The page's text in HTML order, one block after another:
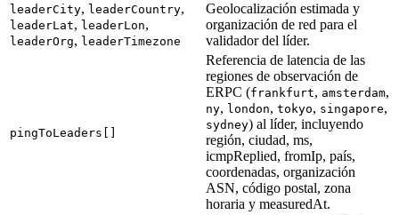
leaderCity, leaderCountry,
leaderLat, leaderLon,
leaderOrg, leaderTimezone
Geolocalización estimada y
organización de red para el
validador del líder.
pingToLeaders[]
Referencia de latencia de las
regiones de observación de
ERPC (frankfurt, amsterdam,
ny, london, tokyo, singapore,
sydney) al líder, incluyendo
región, ciudad, ms,
icmpReplied, fromIp, país,
coordenadas, organización
ASN, código postal, zona
horaria y measuredAt.